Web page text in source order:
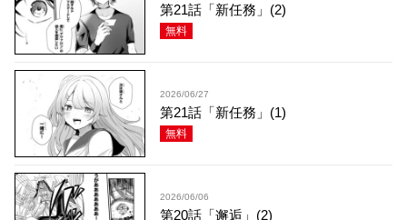
第21話「新任務」(2)
無料
2026/06/27
第21話「新任務」(1)
無料
2026/06/06
第20話「邂逅」(2)